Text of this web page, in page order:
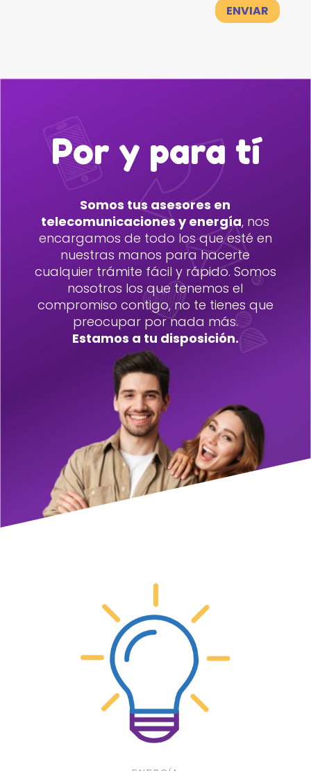
ENVIAR
Por y para tí
Somos tus asesores en
telecomunicaciones y energía, nos
encargamos de todo los que esté en
nuestras manos para hacerte
cualquier trámite fácil y rápido. Somos
nosotros los que tenemos el
compromiso contigo, no te tienes que
preocupar por nada más.
Estamos a tu disposición.